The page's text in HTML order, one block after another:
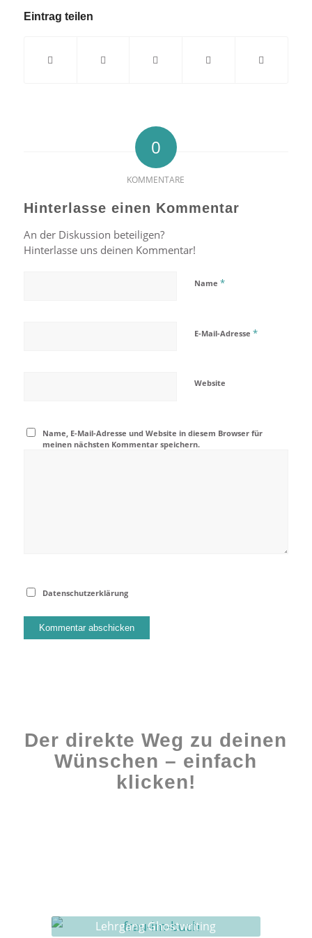
Eintrag teilen
0
KOMMENTARE
Hinterlasse einen Kommentar
An der Diskussion beteiligen?
Hinterlasse uns deinen Kommentar!
Name *
E-Mail-Adresse *
Website
Name, E-Mail-Adresse und Website in diesem Browser für
meinen nächsten Kommentar speichern.
Datenschutzerklärung
Der direkte Weg zu deinen
Wünschen – einfach
klicken!
Lehrgang Ghostwriting